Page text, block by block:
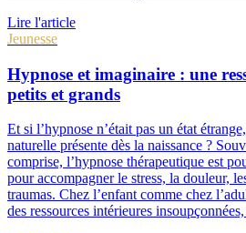
Lire l'article
Jeunesse
Hypnose et imaginaire : une
petits et grands
Et si l’hypnose n’était pas un état
naturelle présente dès la naissance ?
comprise, l’hypnose thérapeutique est
pour accompagner le stress, la douleur,
traumas. Chez l’enfant comme chez
des ressources intérieures